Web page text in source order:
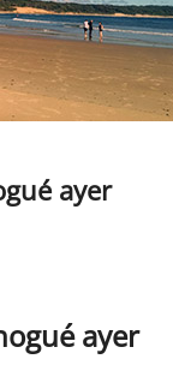
ayer
ayer